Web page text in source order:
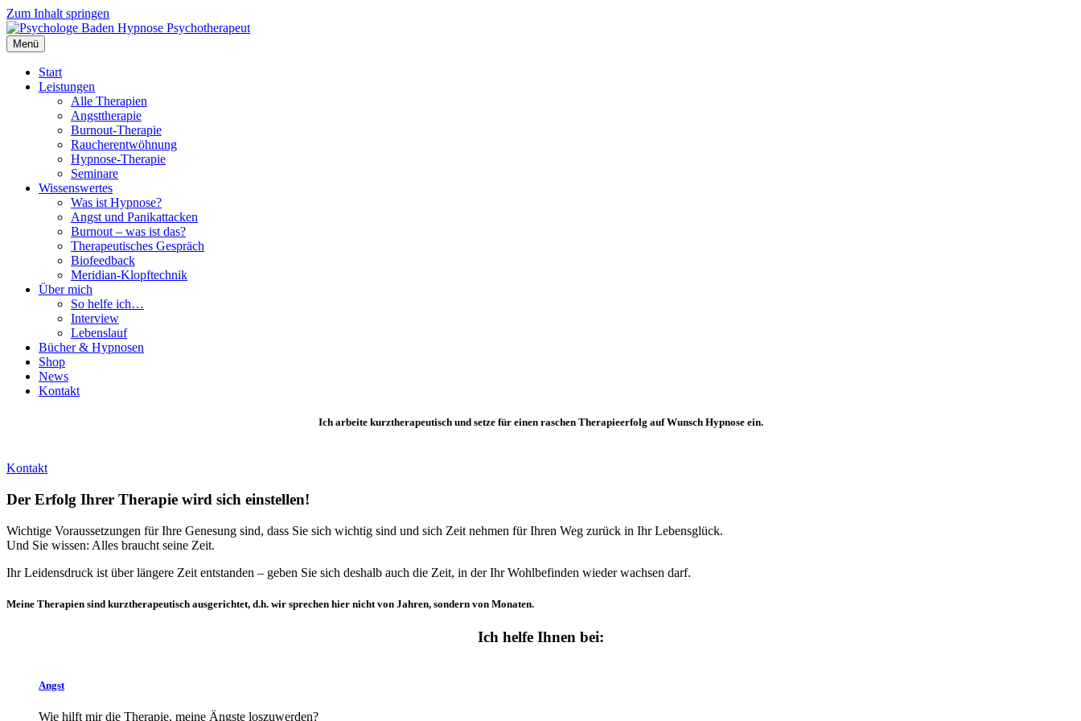
Zum Inhalt springen
Menü
Start
Leistungen
Alle Therapien
Angsttherapie
Burnout-Therapie
Raucherentwöhnung
Hypnose-Therapie
Seminare
Wissenswertes
Was ist Hypnose?
Angst und Panikattacken
Burnout – was ist das?
Therapeutisches Gespräch
Biofeedback
Meridian-Klopftechnik
Über mich
So helfe ich…
Interview
Lebenslauf
Bücher & Hypnosen
Shop
News
Kontakt
Ich arbeite kurztherapeutisch und setze für einen raschen Therapieerfolg auf Wunsch Hypnose ein.
Kontakt
Der Erfolg Ihrer Therapie wird sich einstellen!
Wichtige Voraussetzungen für Ihre Genesung sind, dass Sie sich wichtig sind und sich Zeit nehmen für Ihren Weg zurück in Ihr Lebensglück.
Und Sie wissen: Alles braucht seine Zeit.
Ihr Leidensdruck ist über längere Zeit entstanden – geben Sie sich deshalb auch die Zeit, in der Ihr Wohlbefinden wieder wachsen darf.
Meine Therapien sind kurztherapeutisch ausgerichtet, d.h. wir sprechen hier nicht von Jahren, sondern von Monaten.
Ich helfe Ihnen bei:
Angst
Wie hilft mir die Therapie, meine Ängste loszuwerden?